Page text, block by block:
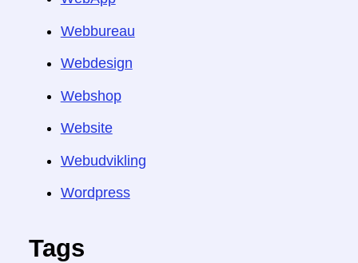
Webbureau
Webdesign
Webshop
Website
Webudvikling
Wordpress
Tags